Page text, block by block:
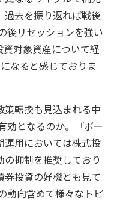
過去を振り返れば戦後
後リセッションを強い
対象資産について経
なると感じておりま
転換も見込まれる中
効となるのか。『ポー
運用においては株式投
抑制を推奨しており
券投資の好機とも見て
動向含めて様々なトピ